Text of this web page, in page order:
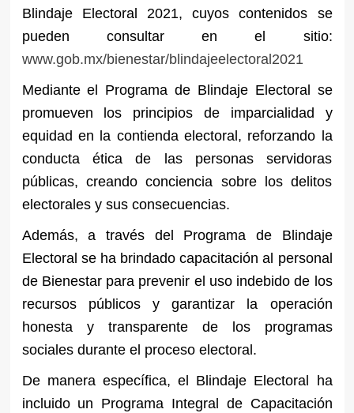
Blindaje Electoral 2021, cuyos contenidos se
pueden consultar en el sitio:
www.gob.mx/bienestar/blindajeelectoral2021
Mediante el Programa de Blindaje Electoral se
promueven los principios de imparcialidad y
equidad en la contienda electoral, reforzando la
conducta ética de las personas servidoras
públicas, creando conciencia sobre los delitos
electorales y sus consecuencias.
Además, a través del Programa de Blindaje
Electoral se ha brindado capacitación al personal
de Bienestar para prevenir el uso indebido de los
recursos públicos y garantizar la operación
honesta y transparente de los programas
sociales durante el proceso electoral.
De manera específica, el Blindaje Electoral ha
incluido un Programa Integral de Capacitación